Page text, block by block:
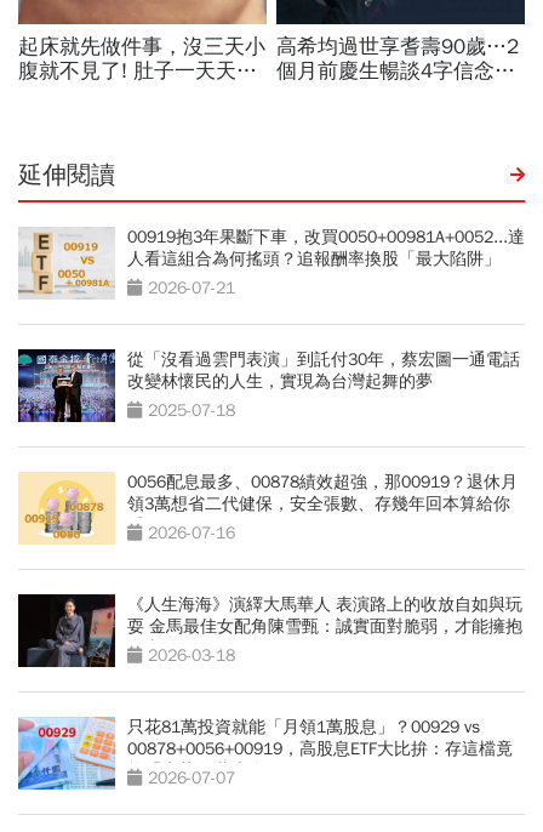
延伸閱讀
00919抱3年果斷下車，改買0050+00981A+0052...達
人看這組合為何搖頭？追報酬率換股「最大陷阱」
2026-07-21
從「沒看過雲門表演」到託付30年，蔡宏圖一通電話
改變林懷民的人生，實現為台灣起舞的夢
2025-07-18
0056配息最多、00878績效超強，那00919？退休月
領3萬想省二代健保，安全張數、存幾年回本算給你
看 2026-07-16
《人生海海》演繹大馬華人 表演路上的收放自如與玩
耍 金馬最佳女配角陳雪甄：誠實面對脆弱，才能擁抱
自由2026-03-18
只花81萬投資就能「月領1萬股息」？00929 vs
00878+0056+00919，高股息ETF大比拚：存這檔竟
能「少花30萬本金」
2026-07-07